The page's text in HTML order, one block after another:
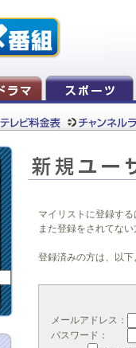
マイリストに登録す
また登録をされてな
登録済みの方は、以
メールアドレス：
パスワード：